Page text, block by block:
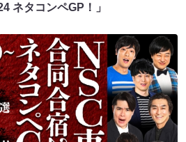
ネタコンペGP！」